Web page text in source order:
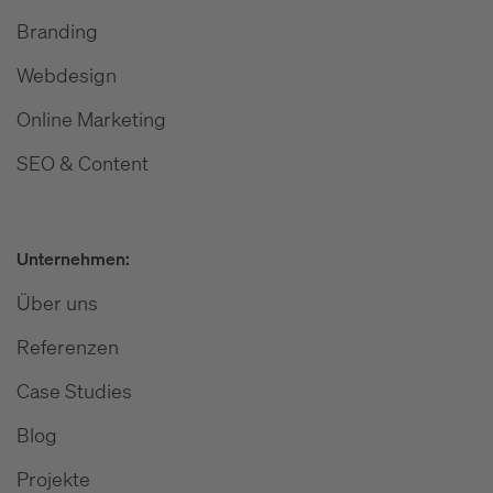
Branding
Webdesign
Online Marketing
SEO & Content
Unternehmen:
Über uns
Referenzen
Case Studies
Blog
Projekte